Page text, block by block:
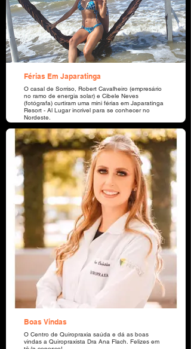
Férias Em Japaratinga
O casal de Sorriso, Robert Cavalheiro (empresário
no ramo de energia solar) e Cibele Neves
(fotógrafa) curtiram uma mini férias em Japaratinga
Resort - Al Lugar incrível para se conhecer no
Nordeste.
Boas Vindas
O Centro de Quiropraxia saúda e dá as boas
vindas a Quiropraxista Dra Ana Flach. Felizes em